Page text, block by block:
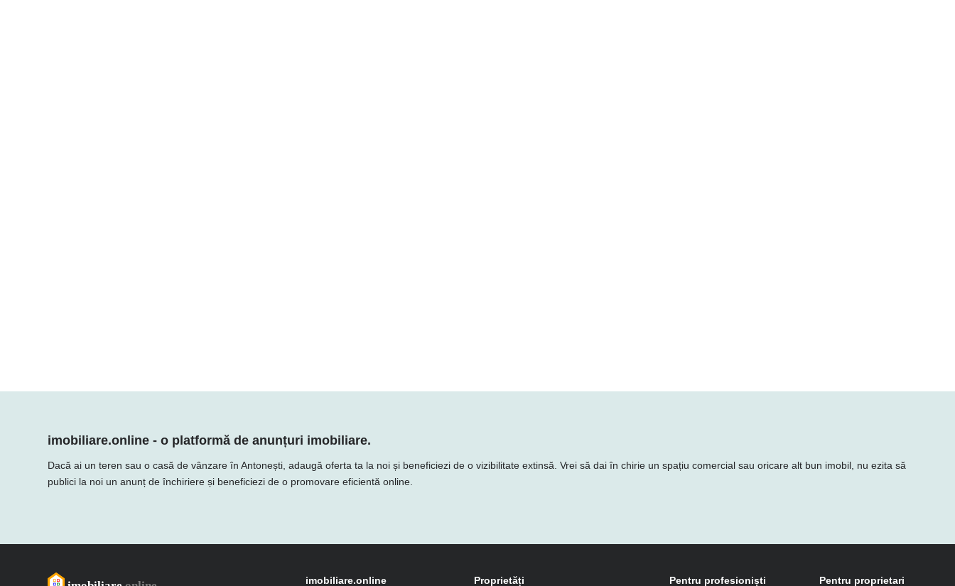
imobiliare.online - o platformă de anunțuri imobiliare.
Dacă ai un teren sau o casă de vânzare în Antonești, adaugă oferta ta la noi și beneficiezi de o vizibilitate extinsă. Vrei să dai în chirie un spațiu comercial sau oricare alt bun imobil, nu ezita să
publici la noi un anunț de închiriere și beneficiezi de o promovare eficientă online.
imobiliare.online Proprietăți Pentru profesioniști Pentru proprietari